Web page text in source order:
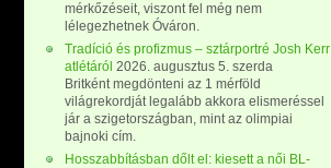
mérkőzéseit, viszont fel még nem
lélegezhetnek Óváron.
Tradíció és profizmus – sztárportré Josh Kerr
atlétáról 2026. augusztus 5. szerda
Britként megdönteni az 1 mérföld
világrekordját legalább akkora elismeréssel
jár a szigetországban, mint az olimpiai
bajnoki cím.
Hosszabbításban dőlt el: kiesett a női BL-